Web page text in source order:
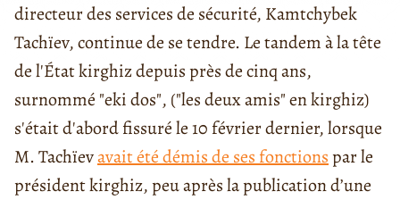
directeur des services de sécurité, Kamtchybek
Tachïev, continue de se tendre. Le tandem à la tête
de l'État kirghiz depuis près de cinq ans,
surnommé "eki dos", ("les deux amis" en kirghiz)
s'était d'abord fissuré le 10 février dernier, lorsque
M. Tachïevavait été démis de ses fonctionspar le
président kirghiz, peu après la publication d’une